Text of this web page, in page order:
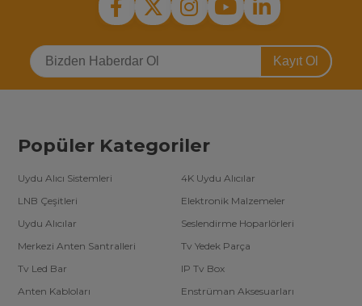
Kayıt Ol
Popüler Kategoriler
Uydu Alıcı Sistemleri
4K Uydu Alıcılar
LNB Çeşitleri
Elektronik Malzemeler
Uydu Alıcılar
Seslendirme Hoparlörleri
Merkezi Anten Santralleri
Tv Yedek Parça
Tv Led Bar
IP Tv Box
Anten Kabloları
Enstrüman Aksesuarları